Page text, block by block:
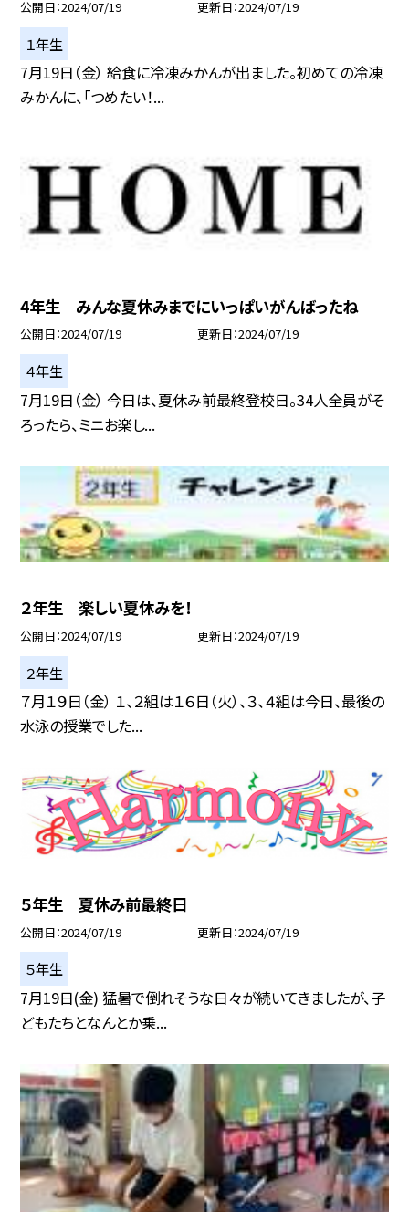
公開日 2024/07/19 更新日 2024/07/19
１年生
7月19日（金） 給食に冷凍みかんが出ました。初めての冷凍
みかんに、「つめたい！...
4年生 みんな夏休みまでにいっぱいがんばったね
公開日 2024/07/19 更新日 2024/07/19
４年生
7月19日（金） 今日は、夏休み前最終登校日。34人全員がそ
ろったら、ミニお楽し...
２年生 楽しい夏休みを！
公開日 2024/07/19 更新日 2024/07/19
２年生
７月１９日（金） １、２組は１６日（火）、３、４組は今日、最後の
水泳の授業でした...
５年生 夏休み前最終日
公開日 2024/07/19 更新日 2024/07/19
５年生
7月19日(金) 猛暑で倒れそうな日々が続いてきましたが、子
どもたちとなんとか乗...